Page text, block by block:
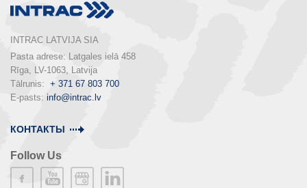
INTRAC LATVIJA SIA
Pasta adrese: Latgales ielā 458
Rīga, LV-1063, Latvija
Tālrunis: + 371 67 803 700
E-pasts: info@intrac.lv
КОНТАКТЫ
Follow Us